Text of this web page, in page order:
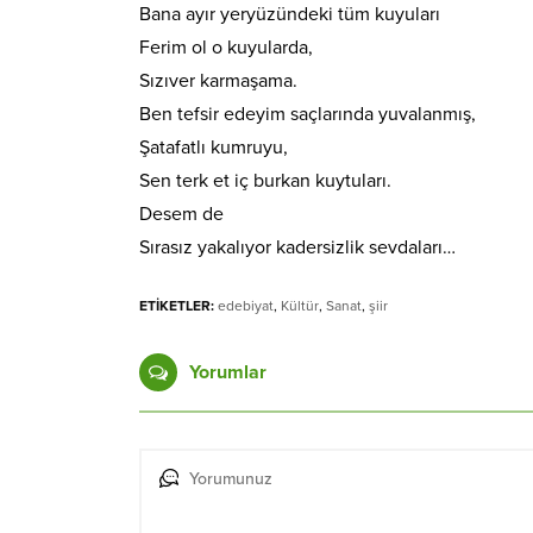
Bana ayır yeryüzündeki tüm kuyuları
Ferim ol o kuyularda,
Sızıver karmaşama.
Ben tefsir edeyim saçlarında yuvalanmış,
Şatafatlı kumruyu,
Sen terk et iç burkan kuytuları.
Desem de
Sırasız yakalıyor kadersizlik sevdaları…
ETİKETLER: edebiyat, Kültür, Sanat, şiir
Yorumlar